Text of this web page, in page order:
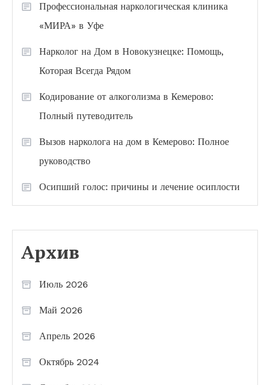
Профессиональная наркологическая клиника
«МИРА» в Уфе
Нарколог на Дом в Новокузнецке: Помощь,
Которая Всегда Рядом
Кодирование от алкоголизма в Кемерово:
Полный путеводитель
Вызов нарколога на дом в Кемерово: Полное
руководство
Осипший голос: причины и лечение осиплости
Архив
Июль 2026
Май 2026
Апрель 2026
Октябрь 2024